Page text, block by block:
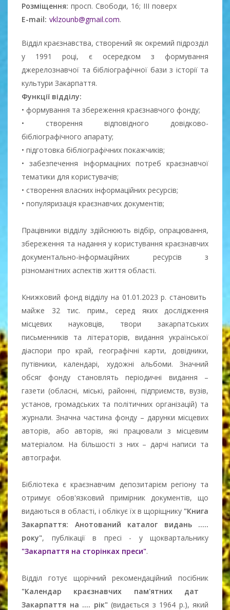
Розміщення: просп. Свободи, 16; ІІІ поверх
E-mail: vklzounb@gmail.com.
Відділ краєзнавства, створений як окремий підрозділ
у 1991 році, є осередком з формування
джерелознавчої та бібліографічної бази з історії та
культури Закарпаття.
Функції відділу:
• формування та збереження краєзнавчого фонду;
• створення відповідного довідково-
бібліографічного апарату;
• підготовка бібліографічних покажчиків;
• забезпечення інформаціних потреб краєзнавчої
тематики для користувачів;
• створення власних інформаційних ресурсів;
• популяризація краєзнавчих документів;
Працівники відділу здійснюють відбір, опрацювання,
збереження та надання у користування краєзнавчих
документально-інформаційних ресурсів з
різноманітних аспектів життя області.
Книжковий фонд відділу на 01.01.2023 р. становить
майже 32 тис. прим., серед яких дослідження
місцевих науковців, твори закарпатських
письменників та літераторів, видання української
діаспори про край, географічні карти, довідники,
путівники, календарі, художні альбоми. Значний
обсяг фонду становлять періодичні видання –
газети (обласні, міські, районні, підприємств, вузів,
установ, громадських та політичних організацій) та
журнали. Значна частина фонду – дарунки місцевих
авторів, або авторів, які працювали з місцевим
матеріалом. На більшості з них – дарчі написи та
автографи.
Бібліотека є краєзнавчим депозитарієм регіону та
отримує обов'язковий примірник документів, що
видаються в області, і облікує їх в щоріщнику "Книга
Закарпаття: Анотований каталог видань .....
року", публікації в пресі - у щоквартальнику
"Закарпаття на сторінках преси".
Відділ готує щорічний рекомендаційний посібник
"Календар краєзнавчих пам'ятних дат
Закарпаття на .... рік" (видається з 1964 р.), який